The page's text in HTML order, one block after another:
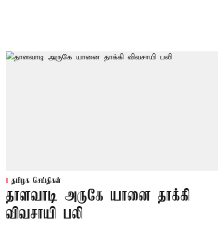
தமிழக செய்திகள்
தாளவாடி அருகே யானை தாக்கி
விவசாயி பலி